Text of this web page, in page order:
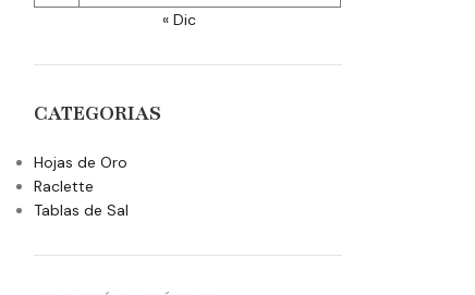
« Dic
CATEGORIAS
Hojas de Oro
Raclette
Tablas de Sal